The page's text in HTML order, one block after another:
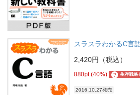
スラスラわかるC言
2,420円（税込）
880pt (40%) ? 生存戦略
2016.10.27発売